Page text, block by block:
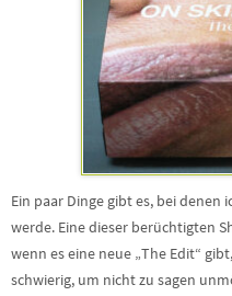
Ein paar Dinge gibt es, bei denen
werde. Eine dieser berüchtigten
wenn es eine neue „The Edit“
schwierig, um nicht zu sagen